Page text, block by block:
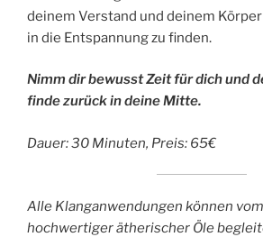
deinem Verstand und deinem
in die Entspannung zu finden.
Nimm dir bewusst Zeit für dich und
finde zurück in deine Mitte.
Dauer: 30 Minuten, Preis: 65€
Alle Klanganwendungen können
hochwertiger ätherischer Öle